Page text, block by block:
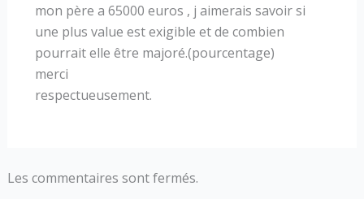
mon père a 65000 euros , j aimerais savoir si
une plus value est exigible et de combien
pourrait elle être majoré.(pourcentage)
merci
respectueusement.
Les commentaires sont fermés.